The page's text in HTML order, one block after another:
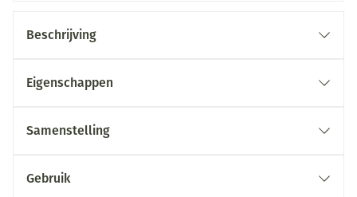
Beschrijving
Eigenschappen
Samenstelling
Gebruik